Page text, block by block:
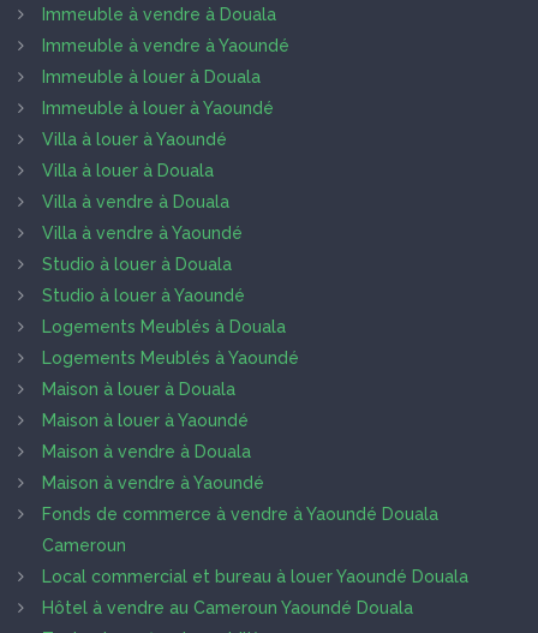
Immeuble à vendre à Douala
Immeuble à vendre à Yaoundé
Immeuble à louer à Douala
Immeuble à louer à Yaoundé
Villa à louer à Yaoundé
Villa à louer à Douala
Villa à vendre à Douala
Villa à vendre à Yaoundé
Studio à louer à Douala
Studio à louer à Yaoundé
Logements Meublés à Douala
Logements Meublés à Yaoundé
Maison à louer à Douala
Maison à louer à Yaoundé
Maison à vendre à Douala
Maison à vendre à Yaoundé
Fonds de commerce à vendre à Yaoundé Douala
Cameroun
Local commercial et bureau à louer Yaoundé Douala
Hôtel à vendre au Cameroun Yaoundé Douala